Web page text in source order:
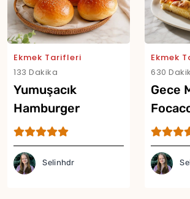
Ekmek Tarifleri
133 Dakika
Yumuşacık
Hamburger
Ekmeği Tarifi
Selinhdr
Ekmek
630
Gece